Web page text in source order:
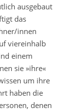
ausgebaut
das
innen
viereinhalb
einem
sie »ihre«
um ihre
haben die
denen